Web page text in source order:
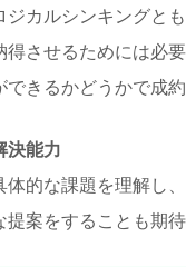
ジカルシンキングと
得させるためには必
きるかどうかで成
決能力
体的な課題を理解し
案をすることも期待